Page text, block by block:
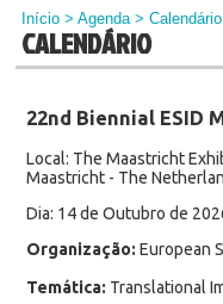
Início >Agenda> Calendário
CALENDÁRIO
22nd Biennial ESID
Local: The Maastricht
Maastricht - The
Dia: 14 de Outubro de
Organização: European
Temática: Translational